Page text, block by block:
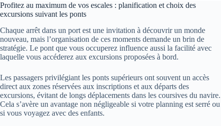
Profitez au maximum de vos escales : planification et choix des
excursions suivant les ponts
Chaque arrêt dans un port est une invitation à découvrir un monde
nouveau, mais l’organisation de ces moments demande un brin de
stratégie. Le pont que vous occuperez influence aussi la facilité avec
laquelle vous accéderez aux excursions proposées à bord.
Les passagers privilégiant les ponts supérieurs ont souvent un accès
direct aux zones réservées aux inscriptions et aux départs des
excursions, évitant de longs déplacements dans les coursives du navire.
Cela s’avère un avantage non négligeable si votre planning est serré ou
si vous voyagez avec des enfants.